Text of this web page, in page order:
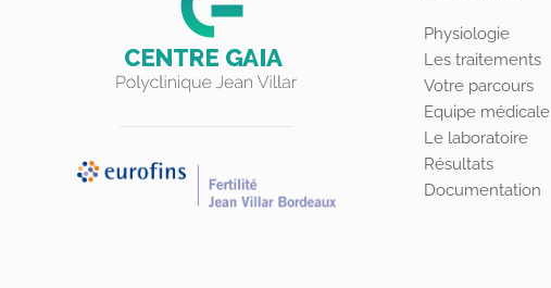
Physiologie
Les traitements
Votre parcours
Equipe médicale
Le laboratoire
Résultats
Documentation